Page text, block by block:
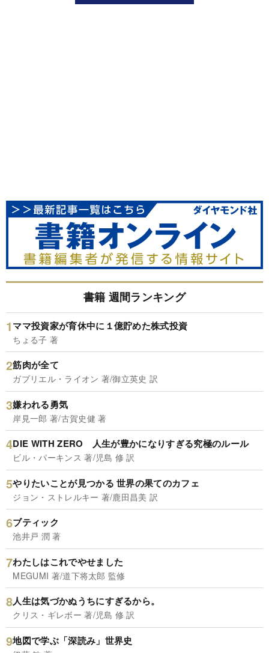
書籍 週間ランキング
ママ投資家が育休中に１億貯めた株式投資
ちょる子 著
筋肉が全て
ガブリエル・ライオン 著/御立英史 訳
嫌われる勇気
岸見一郎 著/古賀史健 著
DIE WITH ZERO 人生が豊かになりすぎる究極のルール
ビル・パーキンス 著/児島 修 訳
やりたいことが見つかる 世界の果てのカフェ
ジョン・ストレルキー 著/鹿田昌美 訳
ブティック
池井戸 潤 著
わたしはこれでやせました
MEGUMI 著/道下将太郎 監修
人生は気づかぬうちにすぎるから。
クリス・ギレボー 著/児島 修 訳
地図で学ぶ「深読み」世界史